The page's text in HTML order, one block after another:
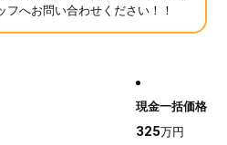
フへお問い合わせください！！
現金一括価格
325万円